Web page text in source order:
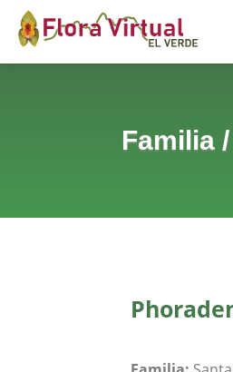
Familia /